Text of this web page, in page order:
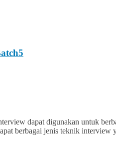
dapat digunakan untuk
berbagai jenis teknik